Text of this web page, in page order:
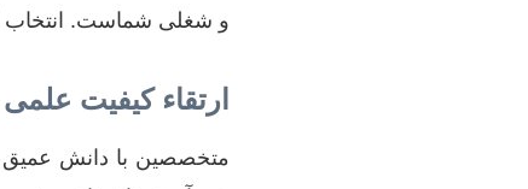
و شغلی شماست. انتخاب
ارتقاء کیفیت
متخصصین با دانش عمیق